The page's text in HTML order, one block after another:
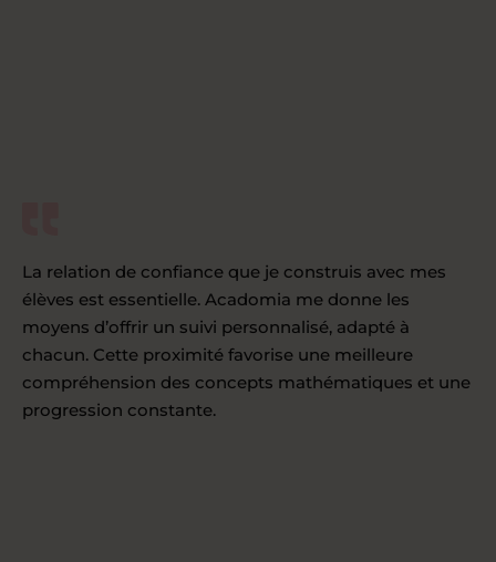
La relation de confiance que je construis avec mes
élèves est essentielle. Acadomia me donne les
moyens d’offrir un suivi personnalisé, adapté à
chacun. Cette proximité favorise une meilleure
compréhension des concepts mathématiques et une
progression constante.